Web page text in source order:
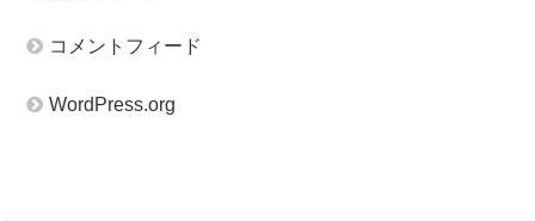
コメントフィード
WordPress.org